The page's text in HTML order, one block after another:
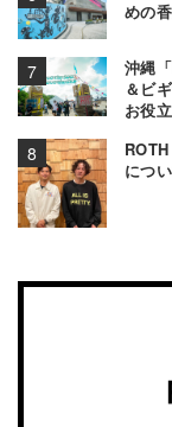
めの
沖縄
＆ビ
お役
につ